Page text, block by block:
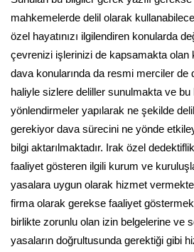
mahkemelerde delil olarak
özel hayatınızı ilgilendiren konularda
çevrenizi işlerinizi de kapsamakta olan
dava konularında da resmi merciler de
haliyle sizlere deliller sunulmakta ve
yönlendirmeler yapılarak ne şekilde
gerekiyor dava sürecini ne yönde
bilgi aktarılmaktadır. Irak özel
faaliyet gösteren ilgili kurum ve
yasalara uygun olarak hizmet
firma olarak gerekse faaliyet
birlikte zorunlu olan izin belgelerine ve
yasaların doğrultusunda gerektiği gibi